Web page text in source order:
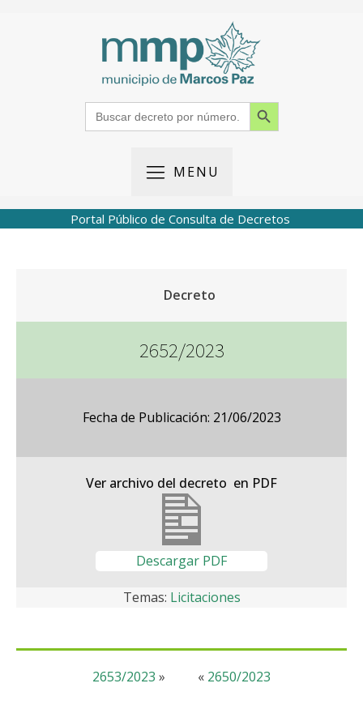
Search
for:
Search Button
MENU
Portal Público de Consulta de Decretos
Decreto
2652/2023
Fecha de Publicación: 21/06/2023
Ver archivo del decreto en PDF
Descargar PDF
Temas: Licitaciones
« 2650/2023
2653/2023 »